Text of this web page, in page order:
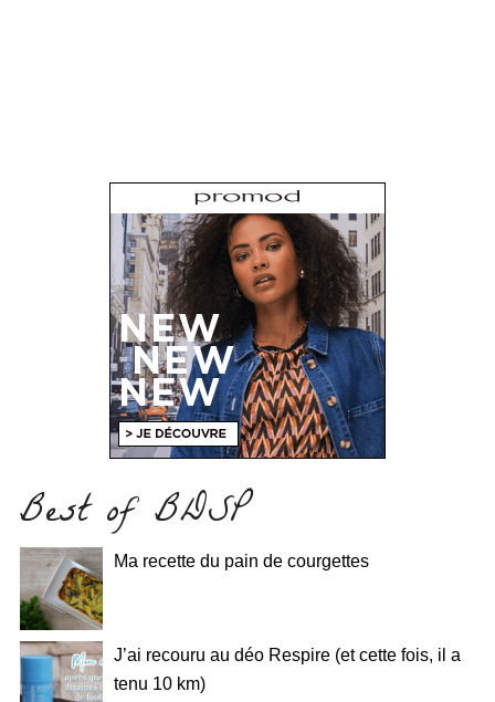
Best of BDSP
Ma recette du pain de courgettes
J’ai recouru au déo Respire (et cette fois, il a
tenu 10 km)